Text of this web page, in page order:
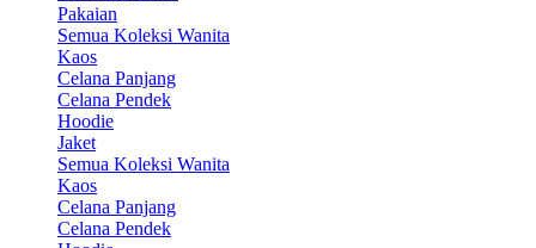
Pakaian
Semua Koleksi Wanita
Kaos
Celana Panjang
Celana Pendek
Hoodie
Jaket
Semua Koleksi Wanita
Kaos
Celana Panjang
Celana Pendek